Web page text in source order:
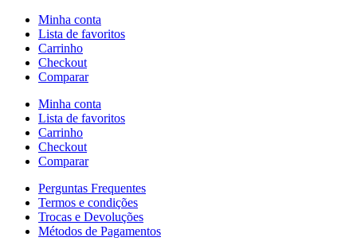
Minha conta
Lista de favoritos
Carrinho
Checkout
Comparar
Minha conta
Lista de favoritos
Carrinho
Checkout
Comparar
Perguntas Frequentes
Termos e condições
Trocas e Devoluções
Métodos de Pagamentos